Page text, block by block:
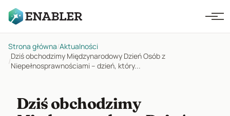
Strona główna/Aktualności
/Dziś obchodzimy Międzynarodowy Dzień Osób z
Niepełnosprawnościami – dzień, który...
Dziś obchodzimy